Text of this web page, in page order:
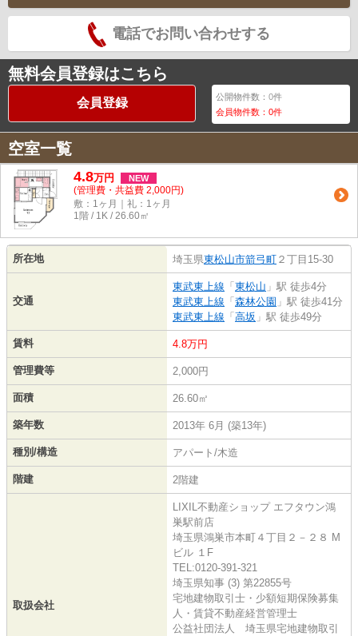
電話でお問い合わせする
無料会員登録はこちら
会員登録 公開物件数：0件
会員物件数：0件
空室一覧
4.8万円 NEW
(管理費・共益費 2,000円)
敷：1ヶ月｜礼：1ヶ月
1階 / 1K / 26.60㎡
所在地 埼玉県東松山市箭弓町 ２丁目15-30
交通
東武東上線 「 東松山 」駅 徒歩4分
東武東上線 「 森林公園 」駅 徒歩41分
東武東上線 「 高坂 」駅 徒歩49分
賃料 4.8万円
管理費等 2,000円
面積 26.60㎡
築年数 2013年 6月 (築13年)
種別/構造 アパート/木造
階建 2階建
取扱会社
LIXIL不動産ショップ エフタウン鴻
巣駅前店
埼玉県鴻巣市本町４丁目２－２８ M
ビル １F
TEL:0120-391-321
埼玉県知事 (3) 第22855号
宅地建物取引士・少額短期保険募集
人・賃貸不動産経営管理士
公益社団法人 埼玉県宅地建物取引